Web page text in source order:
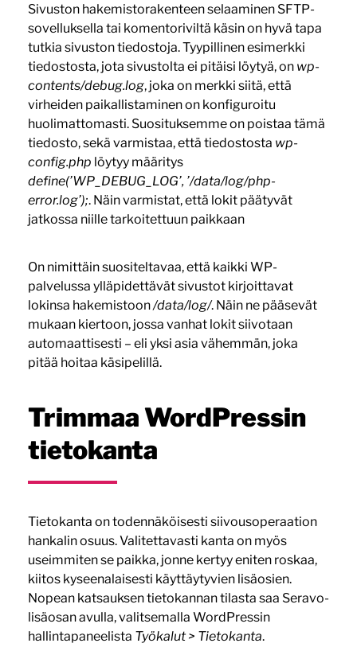
Sivuston hakemistorakenteen selaaminen SFTP-
sovelluksella tai komentoriviltä käsin on hyvä tapa
tutkia sivuston tiedostoja. Tyypillinen esimerkki
tiedostosta, jota sivustolta ei pitäisi löytyä, on wp-
contents/debug.log, joka on merkki siitä, että
virheiden paikallistaminen on konfiguroitu
huolimattomasti. Suosituksemme on poistaa tämä
tiedosto, sekä varmistaa, että tiedostosta wp-
config.php löytyy määritys
define(’WP_DEBUG_LOG’, ’/data/log/php-
error.log’);. Näin varmistat, että lokit päätyvät
jatkossa niille tarkoitettuun paikkaan
On nimittäin suositeltavaa, että kaikki WP-
palvelussa ylläpidettävät sivustot kirjoittavat
lokinsa hakemistoon/data/log/. Näin ne pääsevät
mukaan kiertoon, jossa vanhat lokit siivotaan
automaattisesti – eli yksi asia vähemmän, joka
pitää hoitaa käsipelillä.
Trimmaa WordPressin
tietokanta
Tietokanta on todennäköisesti siivousoperaation
hankalin osuus. Valitettavasti kanta on myös
useimmiten se paikka, jonne kertyy eniten roskaa,
kiitos kyseenalaisesti käyttäytyvien lisäosien.
Nopean katsauksen tietokannan tilasta saa Seravo-
lisäosan avulla, valitsemalla WordPressin
hallintapaneelista Työkalut > Tietokanta.